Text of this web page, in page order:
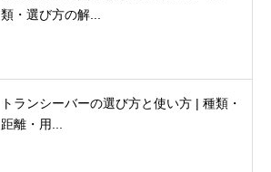
類・選び方の解...
トランシーバーの選び方と使い方 | 種類・
距離・用...